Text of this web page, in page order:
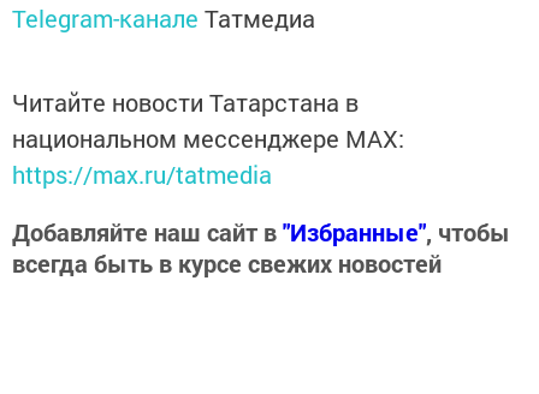
Telegram-канале Татмедиа
Читайте новости Татарстана в
национальном мессенджере MАХ:
https://max.ru/tatmedia
Добавляйте наш сайт в"Избранные", чтобы
всегда быть в курсе свежих новостей